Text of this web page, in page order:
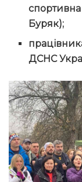
Буряк);
ДСНС